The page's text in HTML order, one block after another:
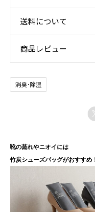
商品名
竹炭シューズバッグ5
素材
内容：ポーラス竹炭
内袋：トレスロン
外袋：PP不織布
サイズ
縦20m×横7cm×厚み
日本製（竹の産地：福
送料について
送料一律680円
※合計5,000円以上のお買い
商品レビュー
レビュー投稿に
消臭･除湿
靴の蒸れやニオイには
竹炭シューズバッグがおすすめ！